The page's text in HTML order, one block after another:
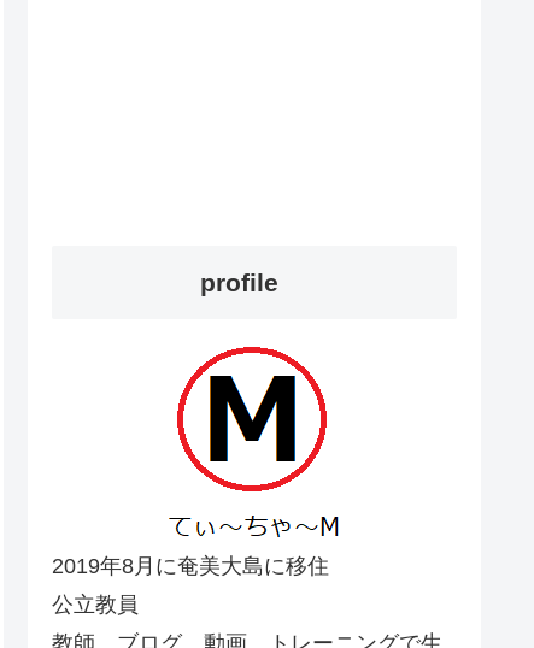
profile
2019年8月に奄美大島に移住
公立教員
教師、ブログ、動画、トレーニングで生